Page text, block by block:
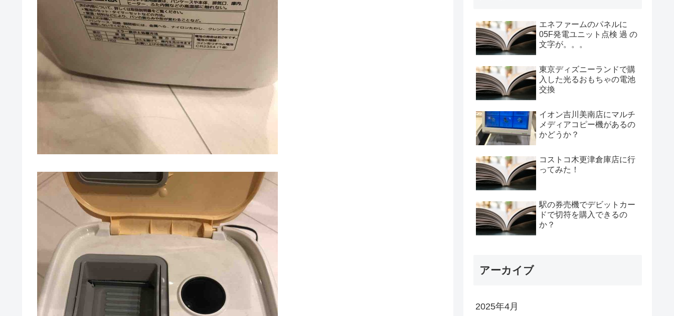
エネファームのパネルに
05F発電ユニット点検 過 の
文字が。。。
東京ディズニーランドで購
入した光るおもちゃの電池
交換
イオン吉川美南店にマルチ
メディアコピー機があるの
かどうか？
コストコ木更津倉庫店に行
ってみた！
駅の券売機でデビットカー
ドで切符を購入できるの
か？
アーカイブ
2025年4月